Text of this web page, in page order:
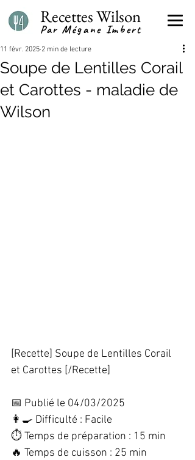
Par Mégane Imbert
Recettes Wilson
Soupe de Lentilles Corail
et Carottes - maladie de
Wilson
11 févr. 2025 2 min de lecture
[Recette] Soupe de Lentilles Corail
et Carottes [/Recette]
📅 Publié le 04/03/2025
👩‍🍳 Difficulté : Facile
⏱️ Temps de préparation : 15 min
🔥 Temps de cuisson : 25 min